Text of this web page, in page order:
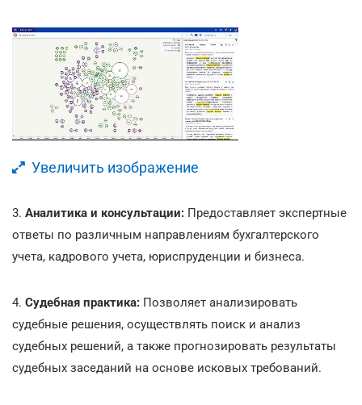
Увеличить изображение
3. Аналитика и консультации: Предоставляет экспертные
ответы по различным направлениям бухгалтерского
учета, кадрового учета, юриспруденции и бизнеса.
4. Судебная практика: Позволяет анализировать
судебные решения, осуществлять поиск и анализ
судебных решений, а также прогнозировать результаты
судебных заседаний на основе исковых требований.